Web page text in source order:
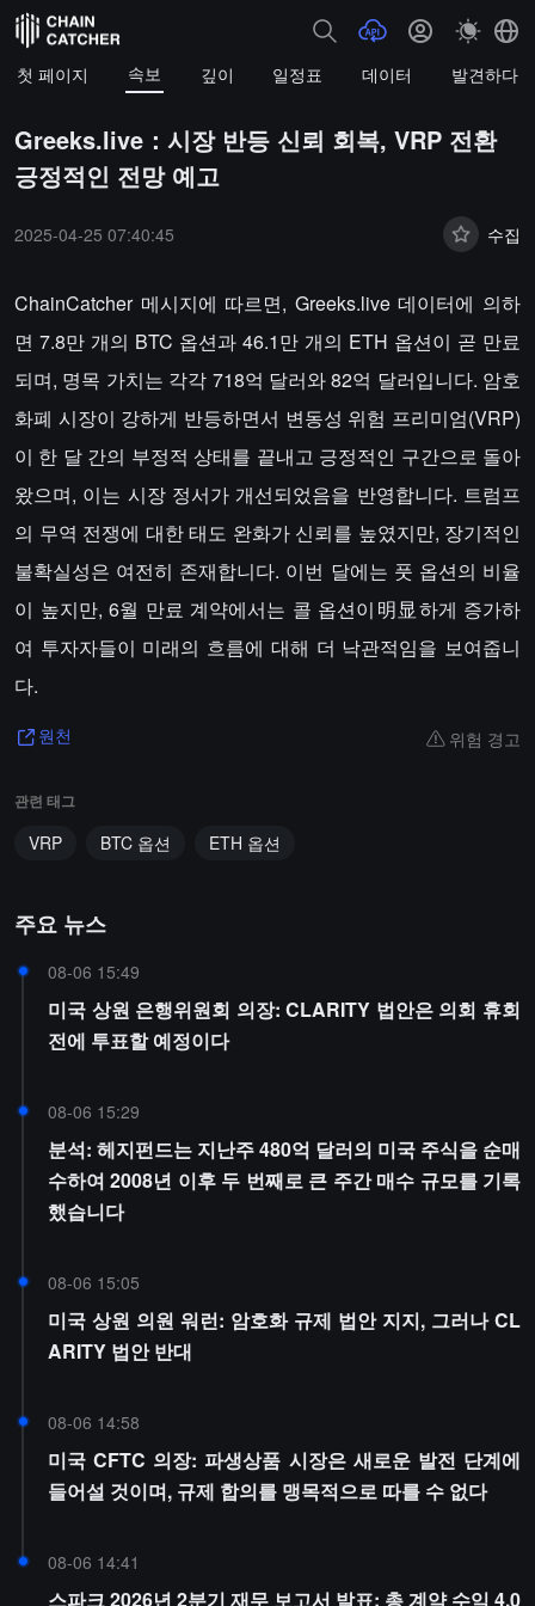
첫 페이지 속보 깊이 일정표 데이터 발견하다
Greeks.live：시장 반등 신뢰 회복, VRP 전환
긍정적인 전망 예고
2025-04-25 07:40:45 수집
ChainCatcher 메시지에 따르면, Greeks.live 데이터에 의하
면 7.8만 개의 BTC 옵션과 46.1만 개의 ETH 옵션이 곧 만료
되며, 명목 가치는 각각 718억 달러와 82억 달러입니다. 암호
화폐 시장이 강하게 반등하면서 변동성 위험 프리미엄(VRP)
이 한 달 간의 부정적 상태를 끝내고 긍정적인 구간으로 돌아
왔으며, 이는 시장 정서가 개선되었음을 반영합니다. 트럼프
의 무역 전쟁에 대한 태도 완화가 신뢰를 높였지만, 장기적인
불확실성은 여전히 존재합니다. 이번 달에는 풋 옵션의 비율
이 높지만, 6월 만료 계약에서는 콜 옵션이明显하게 증가하
여 투자자들이 미래의 흐름에 대해 더 낙관적임을 보여줍니
다.
원천 위험 경고
관련 태그
VRP BTC 옵션 ETH 옵션
주요 뉴스
08-06 15:49
미국 상원 은행위원회 의장: CLARITY 법안은 의회 휴회
전에 투표할 예정이다
08-06 15:29
분석: 헤지펀드는 지난주 480억 달러의 미국 주식을 순매
수하여 2008년 이후 두 번째로 큰 주간 매수 규모를 기록
했습니다
08-06 15:05
미국 상원 의원 워런: 암호화 규제 법안 지지, 그러나 CL
ARITY 법안 반대
08-06 14:58
미국 CFTC 의장: 파생상품 시장은 새로운 발전 단계에
들어설 것이며, 규제 합의를 맹목적으로 따를 수 없다
08-06 14:41
스파크 2026년 2분기 재무 보고서 발표: 총 계약 수익 4,0